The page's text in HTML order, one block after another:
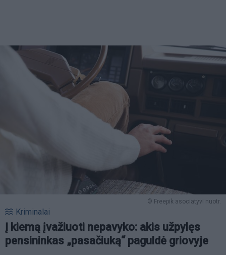
© Freepik asociatyvi nuotr.
Kriminalai
Į kiemą įvažiuoti nepavyko: akis užpylęs
pensininkas „pasačiuką“ paguldė griovyje